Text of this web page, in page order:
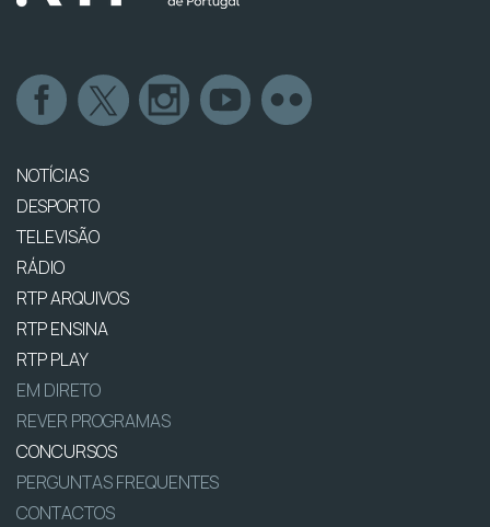
NOTÍCIAS
DESPORTO
TELEVISÃO
RÁDIO
RTP ARQUIVOS
RTP ENSINA
RTP PLAY
EM DIRETO
REVER PROGRAMAS
CONCURSOS
PERGUNTAS FREQUENTES
CONTACTOS